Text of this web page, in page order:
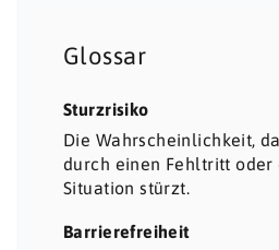
Glossar
Sturzrisiko
Die Wahrscheinlichkeit,
durch einen Fehltritt oder
Situation stürzt.
Barrierefreiheit